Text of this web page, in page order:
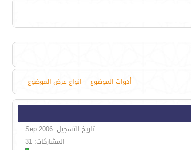
أدوات الموضوع انواع عرض الموضوع
تاريخ التسجيل: Sep 2006
المشاركات: 31